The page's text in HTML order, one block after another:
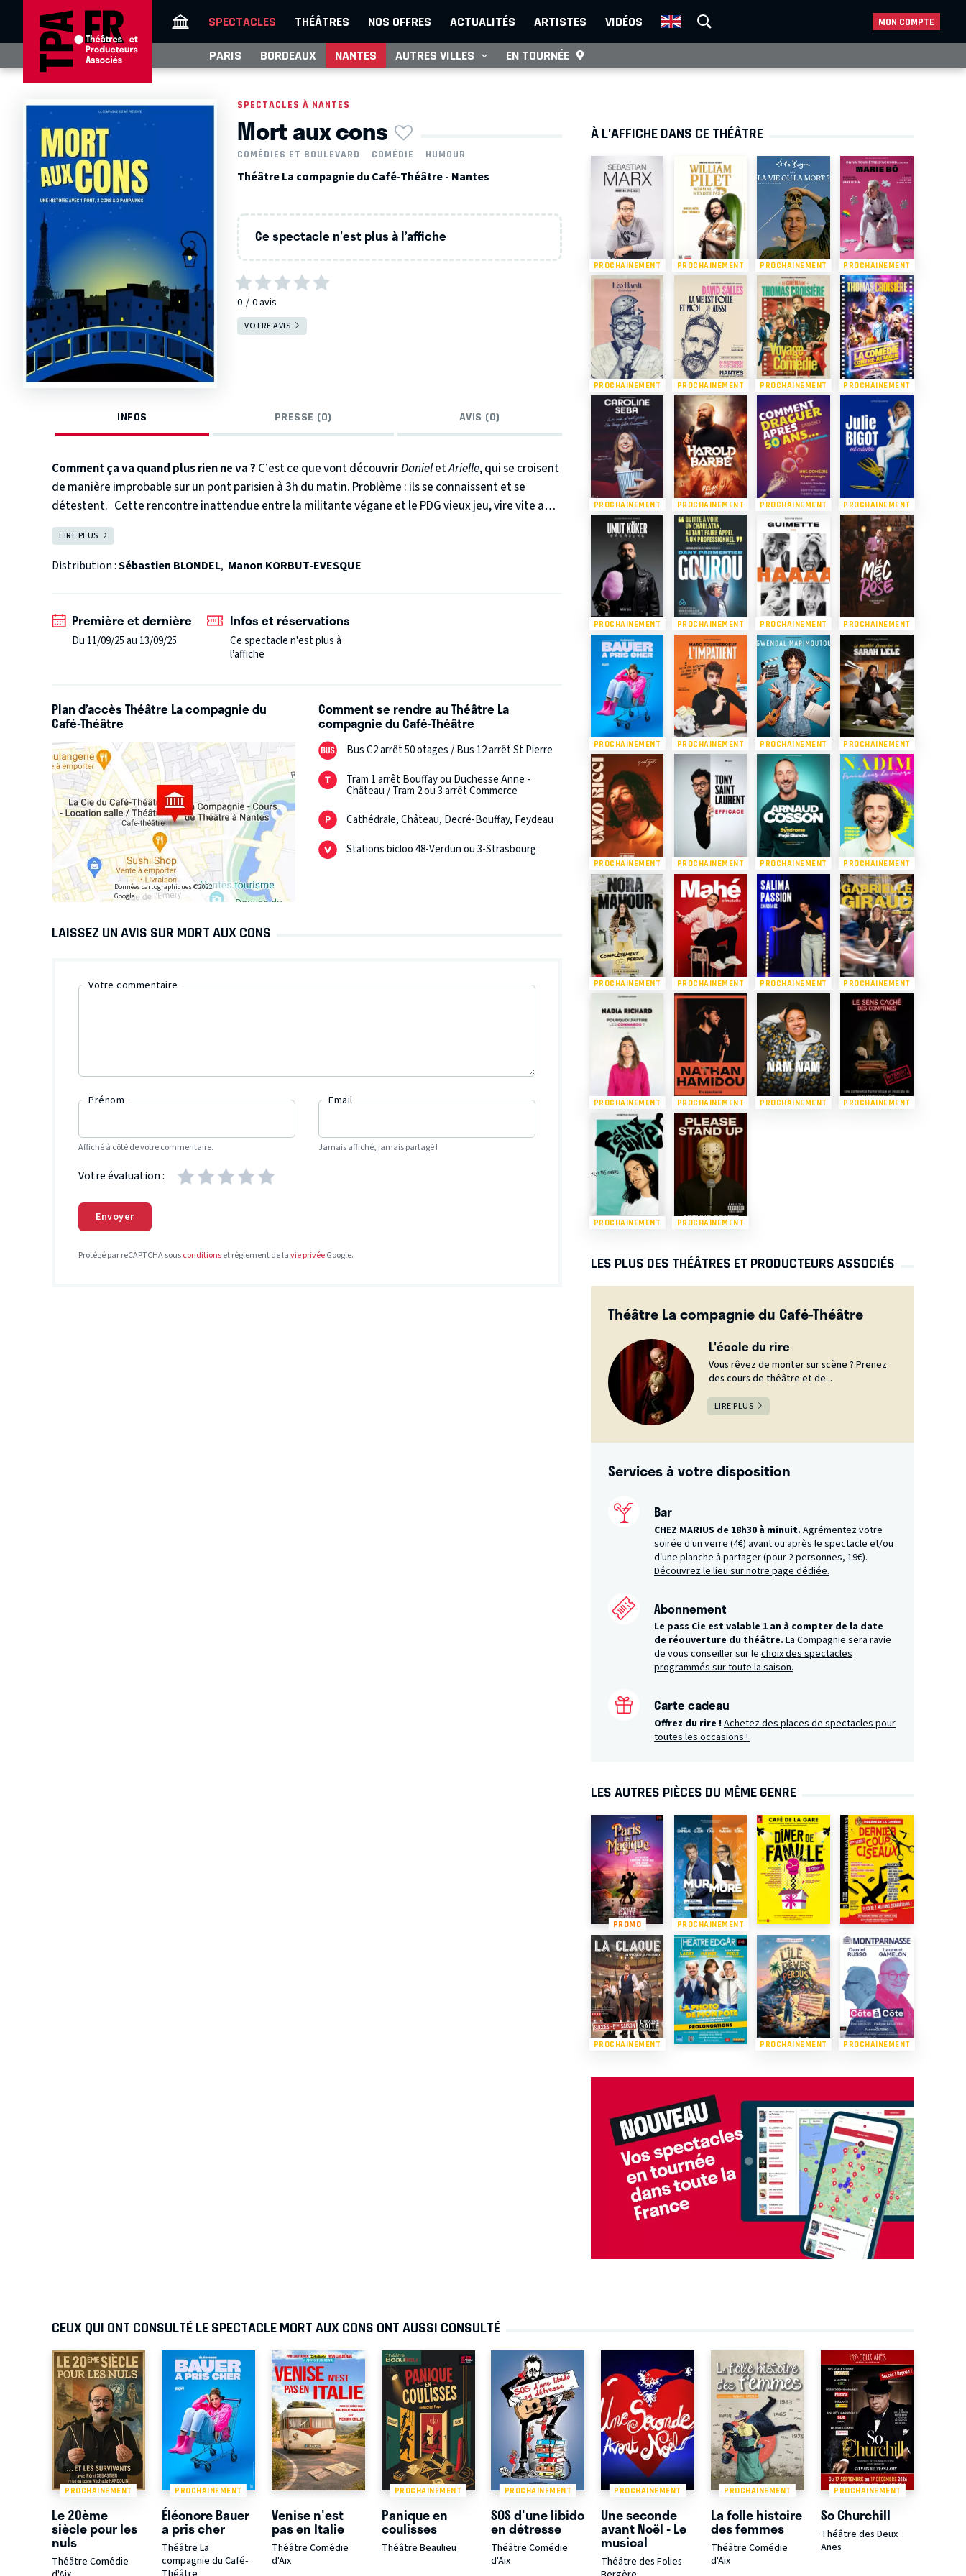
SPECTACLES THÉÂTRES NOS OFFRES ACTUALITÉS ARTISTES VIDÉOS MON COMPTE
PARIS BORDEAUX NANTES AUTRES VILLES EN TOURNÉE
SPECTACLES À NANTES
Mort aux cons
COMÉDIES ET BOULEVARD COMÉDIE HUMOUR
Théâtre La compagnie du Café-Théâtre - Nantes
Ce spectacle n'est plus à l’affiche
0 0avis
VOTRE AVIS
INFOS PRESSE (0) AVIS (0)
Comment ça va quand plus rien ne va ? C’est ce que vont découvrirDanieletArielle, qui se croisent
de manière improbable sur un pont parisien à 3h du matin. Problème : ils se connaissent et se
détestent. Cette rencontre inattendue entre la militante végane et le PDG vieux jeu, vire vite au
règlement de compte. Pourtant, une chose va peut-être les réunir : que sont-ils venus faire sur ce
pont ?
LIRE PLUS
Distribution :Sébastien BLONDEL, Manon KORBUT-EVESQUE
Première et dernière
Du 11/09/25 au 13/09/25
Infos et réservations
Ce spectacle n'est plus à
l’affiche
Plan d’accès Théâtre La compagnie du
Café-Théâtre
Données cartographiques ©2022
Google
Comment se rendre au Théâtre La
compagnie du Café-Théâtre
Bus C2 arrêt 50 otages / Bus 12 arrêt St Pierre
Tram 1 arrêt Bouffay ou Duchesse Anne -
Château / Tram 2 ou 3 arrêt Commerce
Cathédrale, Château, Decré-Bouffay, Feydeau
Stations bicloo 48-Verdun ou 3-Strasbourg
LAISSEZ UN AVIS SUR MORT AUX CONS
Votre commentaire
Prénom
Affiché à côté de votre commentaire.
Email
Jamais affiché, jamais partagé !
Votre évaluation :
Envoyer
Protégé par reCAPTCHA sousconditionset règlement de lavie privéeGoogle.
À L’AFFICHE DANS CE THÉÂTRE
PROCHAINEMENT PROCHAINEMENT PROCHAINEMENT PROCHAINEMENT
PROCHAINEMENT PROCHAINEMENT PROCHAINEMENT PROCHAINEMENT
PROCHAINEMENT PROCHAINEMENT PROCHAINEMENT PROCHAINEMENT
PROCHAINEMENT PROCHAINEMENT PROCHAINEMENT PROCHAINEMENT
PROCHAINEMENT PROCHAINEMENT PROCHAINEMENT PROCHAINEMENT
PROCHAINEMENT PROCHAINEMENT PROCHAINEMENT PROCHAINEMENT
PROCHAINEMENT PROCHAINEMENT PROCHAINEMENT PROCHAINEMENT
PROCHAINEMENT PROCHAINEMENT PROCHAINEMENT PROCHAINEMENT
PROCHAINEMENT PROCHAINEMENT
LES PLUS DES THÉÂTRES ET PRODUCTEURS ASSOCIÉS
Théâtre La compagnie du Café-Théâtre
L'école du rire
Vous rêvez de monter sur scène ? Prenez
des cours de théâtre et de...
LIRE PLUS
Services à votre disposition
Bar
CHEZ MARIUS de 18h30 à minuit. Agrémentez votre
soirée d’un verre (4€) avant ou après le spectacle et/ou
d’une planche à partager (pour 2 personnes, 19€).
Découvrez le lieu sur notre page dédiée.
Abonnement
Le pass Cie est valable 1 an à compter de la date
de réouverture du théâtre. La Compagnie sera ravie
de vous conseiller sur le choix des spectacles
programmés sur toute la saison.
Carte cadeau
Offrez du rire ! Achetez des places de spectacles pour
toutes les occasions !
LES AUTRES PIÈCES DU MÊME GENRE
PROMO PROCHAINEMENT
PROCHAINEMENT PROCHAINEMENT PROCHAINEMENT
CEUX QUI ONT CONSULTÉ LE SPECTACLE MORT AUX CONS ONT AUSSI CONSULTÉ
PROCHAINEMENT
Le 20ème
siècle pour les
nuls
Théâtre Comédie
PROCHAINEMENT
Éléonore Bauer
a pris cher
Théâtre La
compagnie du Café-
Venise n'est
pas en Italie
Théâtre Comédie
d'Aix
PROCHAINEMENT
Panique en
coulisses
Théâtre Beaulieu
PROCHAINEMENT
SOS d'une libido
en détresse
Théâtre Comédie
d'Aix
PROCHAINEMENT
Une seconde
avant Noël - Le
musical
Théâtre des Folies
PROCHAINEMENT
La folle histoire
des femmes
Théâtre Comédie
d'Aix
PROCHAINEMENT
So Churchill
Théâtre des Deux
Anes